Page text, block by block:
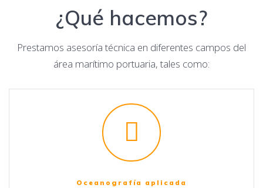
¿Qué hacemos?
Prestamos asesoría técnica en diferentes campos del
área marítimo portuaria, tales como:
Oceanografía aplicada